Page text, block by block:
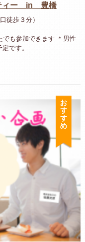
ティー in 豊橋
徒歩３分）
でも参加できます ＊男性
です。
お